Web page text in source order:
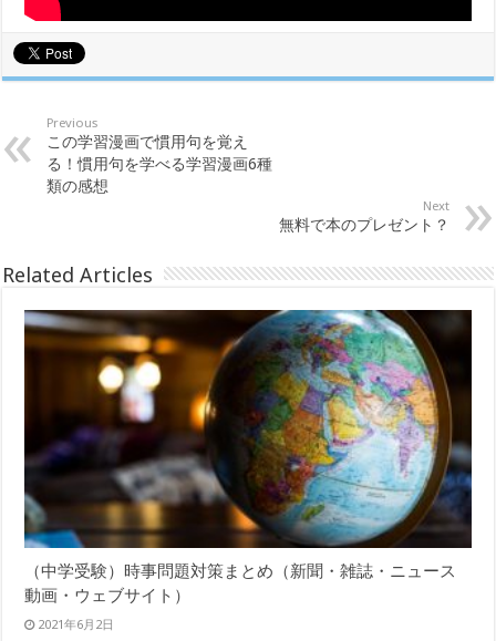
Previous
この学習漫画で慣用句を覚え
る！慣用句を学べる学習漫画6種
類の感想
Next
無料で本のプレゼント？
Related Articles
（中学受験）時事問題対策まとめ（新聞・雑誌・ニュース
動画・ウェブサイト）
2021年6月2日